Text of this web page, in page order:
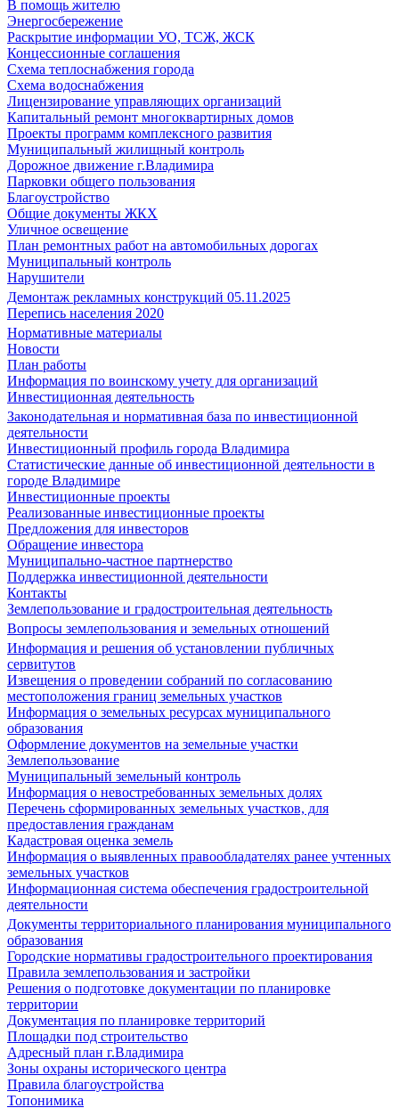
В помощь жителю
Энергосбережение
Раскрытие информации УО, ТСЖ, ЖСК
Концессионные соглашения
Схема теплоснабжения города
Схема водоснабжения
Лицензирование управляющих организаций
Капитальный ремонт многоквартирных домов
Проекты программ комплексного развития
Муниципальный жилищный контроль
Дорожное движение г.Владимира
Парковки общего пользования
Благоустройство
Общие документы ЖКХ
Уличное освещение
План ремонтных работ на автомобильных дорогах
Муниципальный контроль
Нарушители
Демонтаж рекламных конструкций 05.11.2025
Перепись населения 2020
Нормативные материалы
Новости
План работы
Информация по воинскому учету для организаций
Инвестиционная деятельность
Законодательная и нормативная база по инвестиционной
деятельности
Инвестиционный профиль города Владимира
Статистические данные об инвестиционной деятельности в
городе Владимире
Инвестиционные проекты
Реализованные инвестиционные проекты
Предложения для инвесторов
Обращение инвестора
Муниципально-частное партнерство
Поддержка инвестиционной деятельности
Контакты
Землепользование и градостроительная деятельность
Вопросы землепользования и земельных отношений
Информация и решения об установлении публичных
сервитутов
Извещения о проведении собраний по согласованию
местоположения границ земельных участков
Информация о земельных ресурсах муниципального
образования
Оформление документов на земельные участки
Землепользование
Муниципальный земельный контроль
Информация о невостребованных земельных долях
Перечень сформированных земельных участков, для
предоставления гражданам
Кадастровая оценка земель
Информация о выявленных правообладателях ранее учтенных
земельных участков
Информационная система обеспечения градостроительной
деятельности
Документы территориального планирования муниципального
образования
Городские нормативы градостроительного проектирования
Правила землепользования и застройки
Решения о подготовке документации по планировке
территории
Документация по планировке территорий
Площадки под строительство
Адресный план г.Владимира
Зоны охраны исторического центра
Правила благоустройства
Топонимика